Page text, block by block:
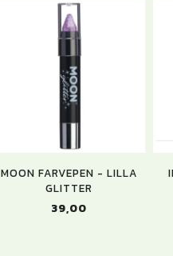
MOON FARVEPEN - LILLA
GLITTER
39,00